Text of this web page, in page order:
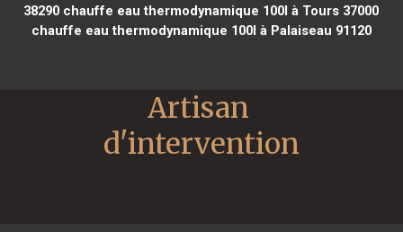
38290 chauffe eau thermodynamique 100l à Tours 37000
chauffe eau thermodynamique 100l à Palaiseau 91120
Artisan
d'intervention